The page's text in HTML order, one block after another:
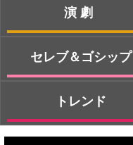
演劇
セレブ＆ゴシップ
トレンド